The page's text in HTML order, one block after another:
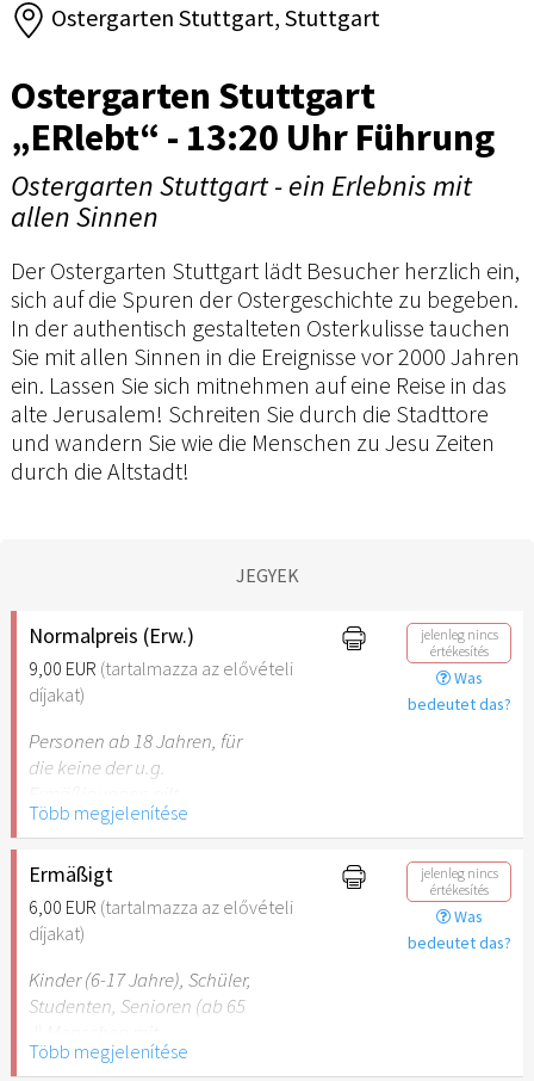
Ostergarten Stuttgart, Stuttgart
Ostergarten Stuttgart
„ERlebt“ - 13:20 Uhr Führung
Ostergarten Stuttgart - ein Erlebnis mit
allen Sinnen
Der Ostergarten Stuttgart lädt Besucher herzlich ein,
sich auf die Spuren der Ostergeschichte zu begeben.
In der authentisch gestalteten Osterkulisse tauchen
Sie mit allen Sinnen in die Ereignisse vor 2000 Jahren
ein. Lassen Sie sich mitnehmen auf eine Reise in das
alte Jerusalem! Schreiten Sie durch die Stadttore
und wandern Sie wie die Menschen zu Jesu Zeiten
durch die Altstadt!
JEGYEK
Normalpreis (Erw.)
9,00 EUR (tartalmazza az elővételi
díjakat)
jelenleg nincs
értékesítés
Was
bedeutet das?
Personen ab 18 Jahren, für
die keine der u.g.
Több megjelenítése
Ermäßigt
6,00 EUR (tartalmazza az elővételi
díjakat)
jelenleg nincs
értékesítés
Was
bedeutet das?
Kinder (6-17 Jahre), Schüler,
Studenten, Senioren (ab 65
Behinderung (ab 50%),
Több megjelenítése